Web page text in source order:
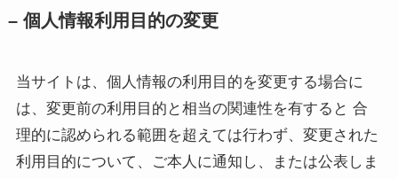
– 個人情報利用目的の変更
当サイトは、個人情報の利用目的を変更する場合に
は、変更前の利用目的と相当の関連性を有すると 合
理的に認められる範囲を超えては行わず、変更された
利用目的について、ご本人に通知し、または公表しま